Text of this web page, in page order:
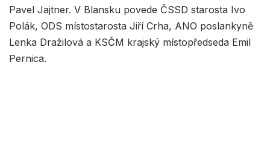
Pavel Jajtner. V Blansku povede ČSSD starosta Ivo
Polák, ODS místostarosta Jiří Crha, ANO poslankyně
Lenka Dražilová a KSČM krajský místopředseda Emil
Pernica.